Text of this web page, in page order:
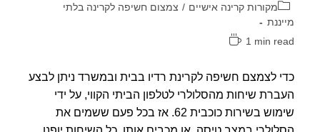
מקורות קרינה אישיים / צמצום חשיפה לקרינה בלתי
1 min
לצמצם חשיפה לקרינת רדיו בבית ובמשרד ניתן לבצע
שיחות מהסלולרי לטלפון הביתי הקווי, על ידי
שימוש בשירות כוכבית 62. אז בכל פעם ששמים את